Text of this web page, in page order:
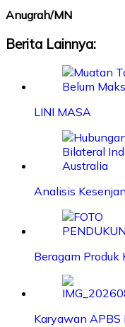
Anugrah/MN
Berita Lainnya:
LINI MASA
Analisis
Beragam Produk
Karyawan APBS